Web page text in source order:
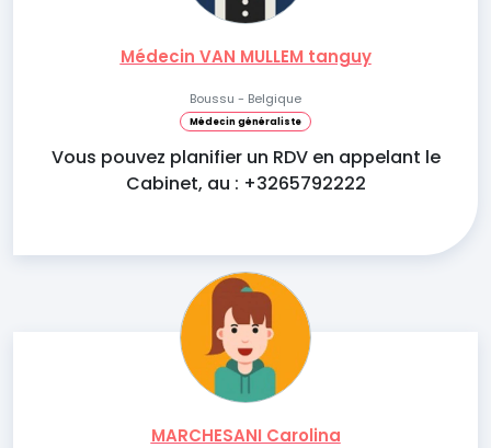
Médecin VAN MULLEM tanguy
Boussu - Belgique
Médecin généraliste
Vous pouvez planifier un RDV en appelant le
Cabinet, au : +3265792222
MARCHESANI Carolina